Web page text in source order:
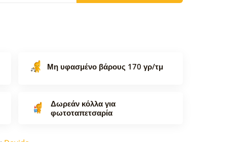
Μη υφασμένο βάρους 170 γρ/τμ
Δωρεάν κόλλα για
φωτοταπετσαρία